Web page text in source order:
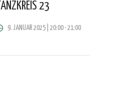
TANZKREIS 23
9. JANUAR 2025 | 20:00-21:00